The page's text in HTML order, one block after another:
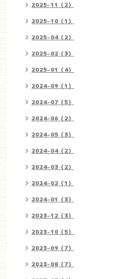
2025-11（2）
2025-10（1）
2025-04（2）
2025-02（3）
2025-01（4）
2024-09（1）
2024-07（5）
2024-06（2）
2024-05（3）
2024-04（2）
2024-03（2）
2024-02（1）
2024-01（3）
2023-12（3）
2023-10（5）
2023-09（7）
2023-08（7）